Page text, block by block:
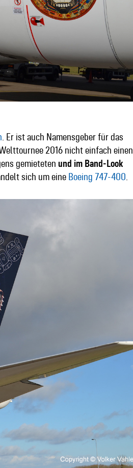
. Er ist auch Namensgeber für das
2016 nicht einfach einen
gemieteten und im Band-Look
sich um eine Boeing 747-400.